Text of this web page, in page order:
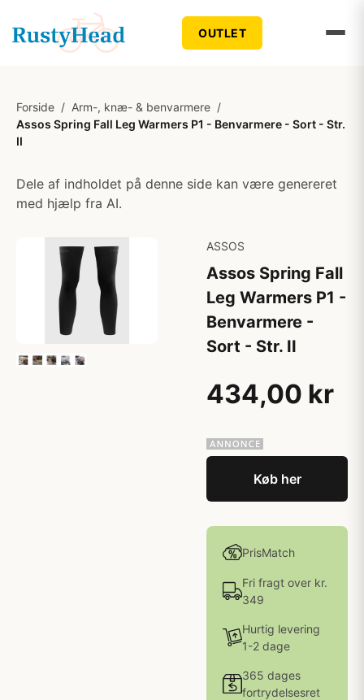
OUTLET
Forside / Arm-, knæ- & benvarmere /
Assos Spring Fall Leg Warmers P1 - Benvarmere - Sort - Str.
II
Dele af indholdet på denne side kan være genereret
med hjælp fra AI.
ASSOS
Assos Spring Fall
Leg Warmers P1 -
Benvarmere -
Sort - Str. II
434,00 kr
Køb her
PrisMatch
Fri fragt over kr.
349
Hurtig levering
1-2 dage
365 dages
fortrydelsesret